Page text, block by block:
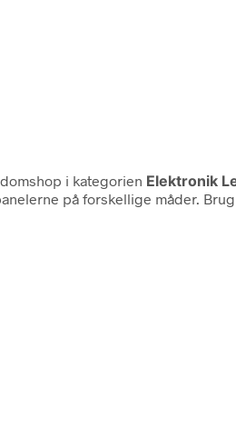
i kategorien Elektronik
på forskellige måder.